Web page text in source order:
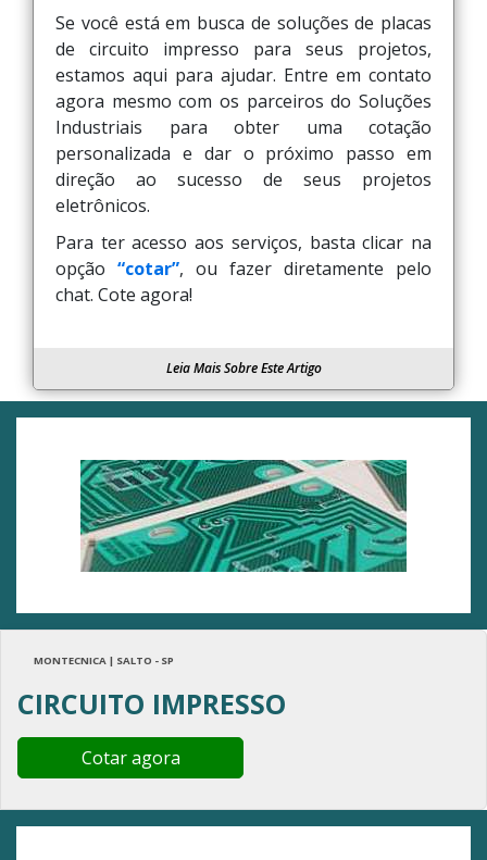
Se você está em busca de soluções de placas
de circuito impresso para seus projetos,
estamos aqui para ajudar. Entre em contato
agora mesmo com os parceiros do Soluções
Industriais para obter uma cotação
personalizada e dar o próximo passo em
direção ao sucesso de seus projetos
eletrônicos.
Para ter acesso aos serviços, basta clicar na
opção “cotar”, ou fazer diretamente pelo
chat. Cote agora!
Leia Mais Sobre Este Artigo
MONTECNICA | SALTO - SP
CIRCUITO IMPRESSO
Cotar agora